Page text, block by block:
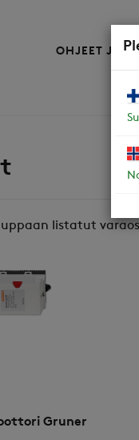
OHJEET JA
listatut
Gruner